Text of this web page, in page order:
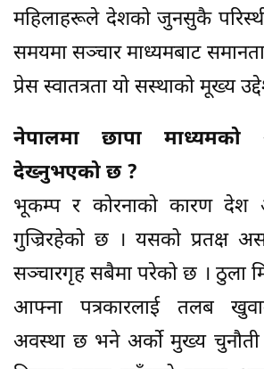
महिलाहरूले देशको जुनसुकै
समयमा सञ्चार माध्यमबाट
प्रेस स्वातत्रता यो सस्थाको मूख्य
नेपालमा छापा माध्यमको
देख्नुभएको छ ?
भूकम्प र कोरनाको कारण देश
गुज्रिरहेको छ । यसको प्रतक्ष
सञ्चारगृह सबैमा परेको छ । ठुला
आफ्ना पत्रकारलाई तलब
अवस्था छ भने अर्को मुख्य चुनौती